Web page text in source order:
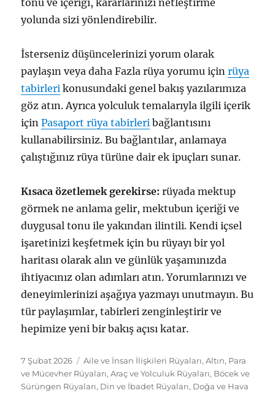
yolunda sizi yönlendirebilir.
İsterseniz düşüncelerinizi yorum olarak
paylaşın veya daha Fazla rüya yorumu içinrüya
tabirleri konusundaki genel bakış yazılarımıza
göz atın. Ayrıca yolculuk temalarıyla ilgili içerik
içinPasaport rüya tabirleri bağlantısını
kullanabilirsiniz. Bu bağlantılar, anlamaya
çalıştığınız rüya türüne dair ek ipuçları sunar.
Kısaca özetlemek gerekirse: rüyada mektup
görmek ne anlama gelir, mektubun içeriği ve
duygusal tonu ile yakından ilintili. Kendi içsel
işaretinizi keşfetmek için bu rüyayı bir yol
haritası olarak alın ve günlük yaşamınızda
ihtiyacınız olan adımları atın. Yorumlarınızı ve
deneyimlerinizi aşağıya yazmayı unutmayın. Bu
tür paylaşımlar, tabirleri zenginleştirir ve
hepimize yeni bir bakış açısı katar.
Yayın
tarihi
7 Şubat 2026 Kategoriler
Aile ve İnsan İlişkileri Rüyaları,Altın, Para
ve Mücevher Rüyaları,Araç ve Yolculuk Rüyaları, Böcek ve
Sürüngen Rüyaları, Din ve İbadet Rüyaları, Doğa ve Hava